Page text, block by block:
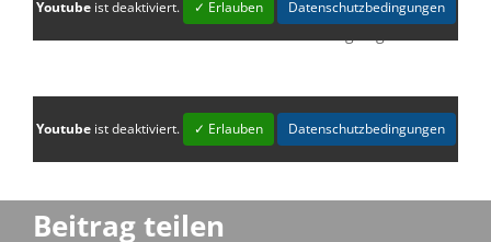
Youtubeist deaktiviert. ✓ Erlauben Datenschutzbedingungen
Was von den Argumen­ten der Dame zu halten ist, hatte
Youtubeist deaktiviert. ✓ Erlauben Datenschutzbedingungen
Beitrag teilen